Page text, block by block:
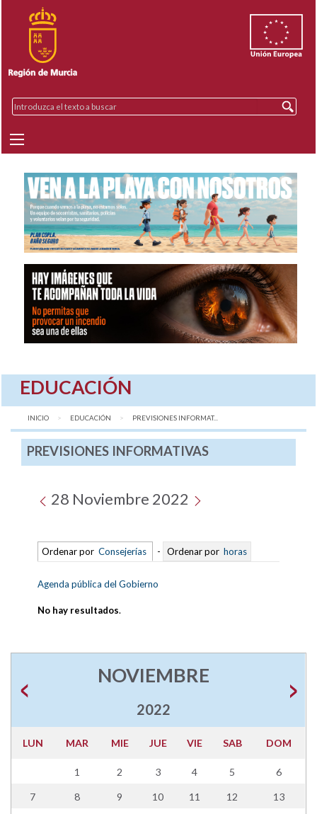
EDUCACIÓN
INICIO EDUCACIÓN AQUÍ:
PREVISIONES INFORMAT...
PREVISIONES INFORMATIVAS
28 Noviembre 2022
Ordenar por Consejerías - Ordenar por horas
Agenda pública del Gobierno
No hay resultados.
NOVIEMBRE
2022
LUN MAR MIE JUE VIE SAB DOM
1 2 3 4 5 6
7 8 9 10 11 12 13